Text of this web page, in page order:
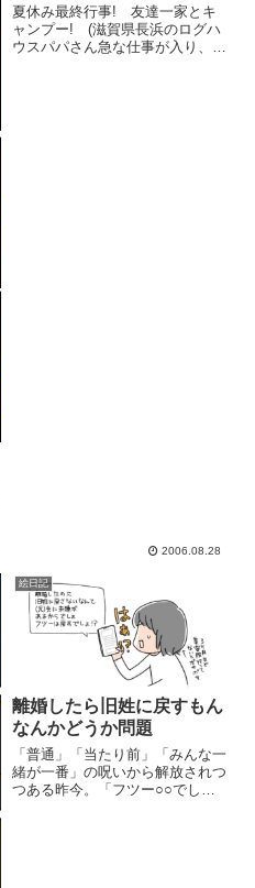
夏休み最終行事! 友達一家とキ
ャンプー! (滋賀県長浜のログハ
ウスパパさん急な仕事が入り、新
2006.08.28
絵日記
離婚したら旧姓に戻すもん
なんかどうか問題
「普通」「当たり前」「みんな一
緒が一番」の呪いから解放されつ
つある昨今。「フツー○○でしょ